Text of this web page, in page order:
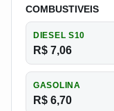
COMBUSTIVEIS
DIESEL S10
R$ 7,06
GASOLINA
R$ 6,70